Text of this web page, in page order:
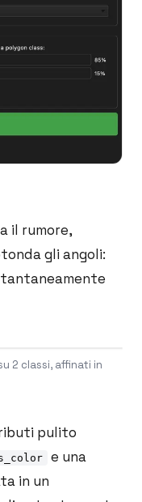
il rumore,
gli angoli:
2 classi, affinati in
pulito
e una
in un